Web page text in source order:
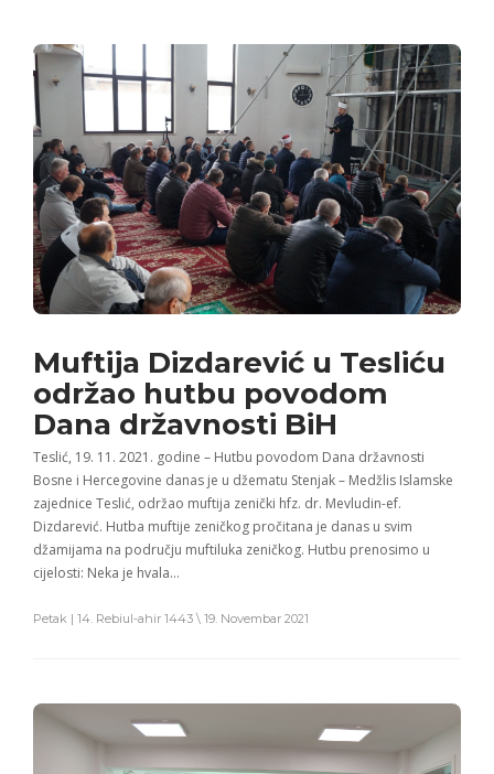
Muftija Dizdarević u Tesliću
održao hutbu povodom
Dana državnosti BiH
Teslić, 19. 11. 2021. godine – Hutbu povodom Dana državnosti
Bosne i Hercegovine danas je u džematu Stenjak – Medžlis Islamske
zajednice Teslić, održao muftija zenički hfz. dr. Mevludin-ef.
Dizdarević. Hutba muftije zeničkog pročitana je danas u svim
džamijama na području muftiluka zeničkog. Hutbu prenosimo u
cijelosti: Neka je hvala…
Petak | 14. Rebiul-ahir 1443 \ 19. Novembar 2021